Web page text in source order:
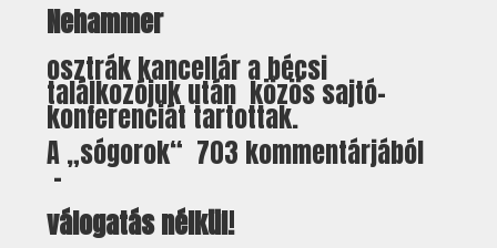
Nehammer
osztrák kancellár a bécsi
találkozójuk után közös sajtó-
konferenciát tartottak.
A „sógorok“ 703 kommentárjából
-
válogatás nélkül!